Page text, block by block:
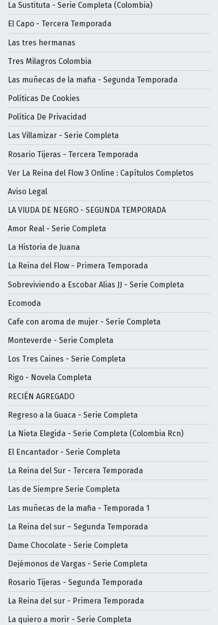
La Sustituta - Serie Completa (Colombia)
El Capo - Tercera Temporada
Las tres hermanas
Tres Milagros Colombia
Las muñecas de la mafia - Segunda Temporada
Políticas De Cookies
Política De Privacidad
Las Villamizar - Serie Completa
Rosario Tijeras - Tercera Temporada
Ver La Reina del Flow 3 Online : Capítulos Completos
Aviso Legal
LA VIUDA DE NEGRO - SEGUNDA TEMPORADA
Amor Real - Serie Completa
La Historia de Juana
La Reina del Flow - Primera Temporada
Sobreviviendo a Escobar Alias JJ - Serie Completa
Ecomoda
Cafe con aroma de mujer - Serìe Completa
Monteverde - Serie Completa
Los Tres Caines - Serie Completa
Rigo - Novela Completa
RECIÉN AGREGADO
Regreso a la Guaca - Serie Completa
La Nieta Elegida - Serie Completa (Colombia Rcn)
El Encantador - Serie Completa
La Reina del Sur - Tercera Temporada
Las de Siempre Serie Completa
Las muñecas de la mafia - Temporada 1
La Reina del sur – Segunda Temporada
Dame Chocolate - Serie Completa
Dejémonos de Vargas - Serie Completa
Rosario Tijeras - Segunda Temporada
La Reina del sur - Primera Temporada
La quiero a morir - Serie Completa